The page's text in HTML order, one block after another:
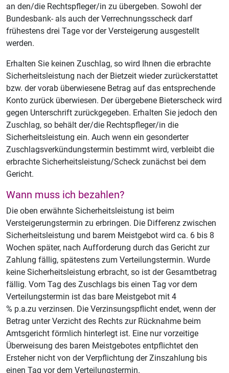
an den/die Rechtspfleger/in zu übergeben. Sowohl der
Bundesbank- als auch der Verrechnungsscheck darf
frühestens drei Tage vor der Versteigerung ausgestellt
werden.
Erhalten Sie keinen Zuschlag, so wird Ihnen die erbrachte
Sicherheitsleistung nach der Bietzeit wieder zurückerstattet
bzw. der vorab überwiesene Betrag auf das entsprechende
Konto zurück überwiesen. Der übergebene Bieterscheck wird
gegen Unterschrift zurückgegeben. Erhalten Sie jedoch den
Zuschlag, so behält der/die Rechtspfleger/in die
Sicherheitsleistung ein. Auch wenn ein gesonderter
Zuschlagsverkündungstermin bestimmt wird, verbleibt die
erbrachte Sicherheitsleistung/Scheck zunächst bei dem
Gericht.
Wann muss ich bezahlen?
Die oben erwähnte Sicherheitsleistung ist beim
Versteigerungstermin zu erbringen. Die Differenz zwischen
Sicherheitsleistung und barem Meistgebot wird ca. 6 bis 8
Wochen später, nach Aufforderung durch das Gericht zur
Zahlung fällig, spätestens zum Verteilungstermin. Wurde
keine Sicherheitsleistung erbracht, so ist der Gesamtbetrag
fällig. Vom Tag des Zuschlags bis einen Tag vor dem
Verteilungstermin ist das bare Meistgebot mit 4
% p.a.zu verzinsen. Die Verzinsungspflicht endet, wenn der
Betrag unter Verzicht des Rechts zur Rücknahme beim
Amtsgericht förmlich hinterlegt ist. Eine nur vorzeitige
Überweisung des baren Meistgebotes entpflichtet den
Ersteher nicht von der Verpflichtung der Zinszahlung bis
einen Tag vor dem Verteilungstermin.